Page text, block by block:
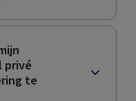
privé
te